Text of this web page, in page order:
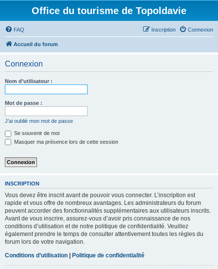
Office du tourisme de Topoldavie
FAQ Connexion
Inscription
Accueil du forum
Connexion
Nom d’utilisateur :
Mot de passe :
J’ai oublié mon mot de passe
Se souvenir de moi
Masquer ma présence lors de cette session
INSCRIPTION
Vous devez être inscrit avant de pouvoir vous connecter. L’inscription est
rapide et vous offre de nombreux avantages. Les administrateurs du forum
peuvent accorder des fonctionnalités supplémentaires aux utilisateurs inscrits.
Avant de vous inscrire, assurez-vous d’avoir pris connaissance de nos
conditions d’utilisation et de notre politique de confidentialité. Veuillez
également prendre le temps de consulter attentivement toutes les règles du
forum lors de votre navigation.
Conditions d’utilisation | Politique de confidentialité